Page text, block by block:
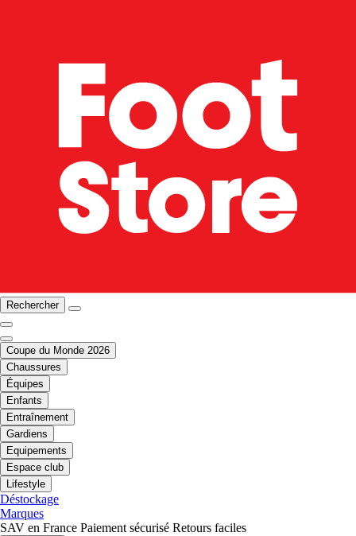
Rechercher
Coupe du Monde 2026
Chaussures
Équipes
Enfants
Entraînement
Gardiens
Equipements
Espace club
Lifestyle
Déstockage
Marques
SAV en France Paiement sécurisé Retours faciles